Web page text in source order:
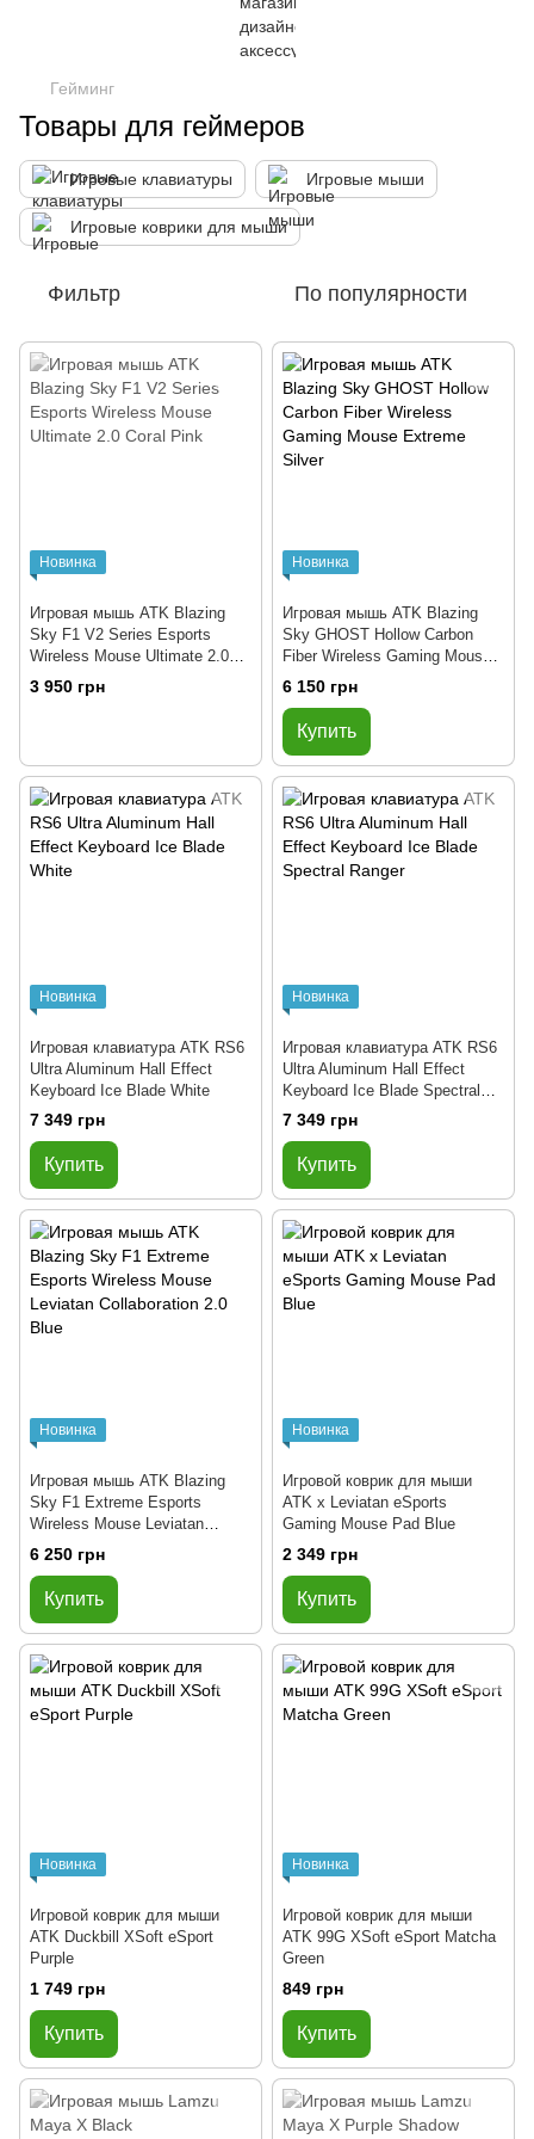
Гейминг
Товары для геймеров
Игровые клавиатуры Игровые мыши
Игровые коврики для мыши
Фильтр По популярности
Новинка
Игровая мышь ATK Blazing
Sky F1 V2 Series Esports
Wireless Mouse Ultimate 2.0
Coral Pink
3 950 грн
Новинка
Игровая мышь ATK Blazing
Sky GHOST Hollow Carbon
Fiber Wireless Gaming Mouse
Extreme Silver
6 150 грн
Купить
Новинка
Игровая клавиатура ATK RS6
Ultra Aluminum Hall Effect
Keyboard Ice Blade White
7 349 грн
Купить
Новинка
Игровая клавиатура ATK RS6
Ultra Aluminum Hall Effect
Keyboard Ice Blade Spectral
Ranger
7 349 грн
Купить
Новинка
Игровая мышь ATK Blazing
Sky F1 Extreme Esports
Wireless Mouse Leviatan
Collaboration 2.0 Blue
6 250 грн
Купить
Новинка
Игровой коврик для мыши
ATK x Leviatan eSports
Gaming Mouse Pad Blue
2 349 грн
Купить
Новинка
Игровой коврик для мыши
ATK Duckbill XSoft eSport
Purple
1 749 грн
Купить
Новинка
Игровой коврик для мыши
ATK 99G XSoft eSport Matcha
Green
849 грн
Купить